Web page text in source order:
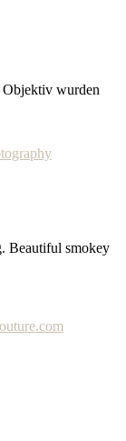
wurden
Beautiful smokey